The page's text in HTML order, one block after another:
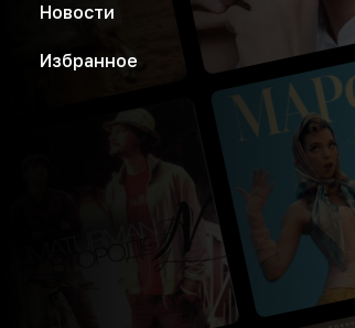
Новости
Избранное